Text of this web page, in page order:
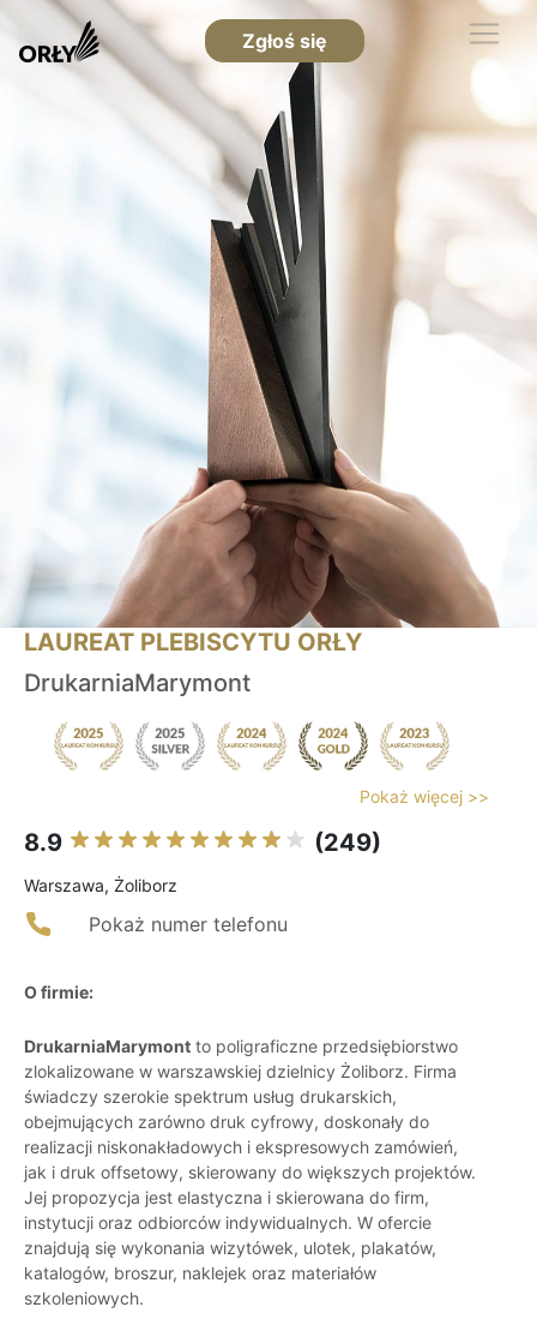
Zgłoś się
LAUREAT PLEBISCYTU ORŁY
DrukarniaMarymont
Pokaż więcej >>
8.9 (249)
Warszawa, Żoliborz
Pokaż numer telefonu
O firmie:
DrukarniaMarymont to poligraficzne przedsiębiorstwo
zlokalizowane w warszawskiej dzielnicy Żoliborz. Firma
świadczy szerokie spektrum usług drukarskich,
obejmujących zarówno druk cyfrowy, doskonały do
realizacji niskonakładowych i ekspresowych zamówień,
jak i druk offsetowy, skierowany do większych projektów.
Jej propozycja jest elastyczna i skierowana do firm,
instytucji oraz odbiorców indywidualnych. W ofercie
znajdują się wykonania wizytówek, ulotek, plakatów,
katalogów, broszur, naklejek oraz materiałów
szkoleniowych.